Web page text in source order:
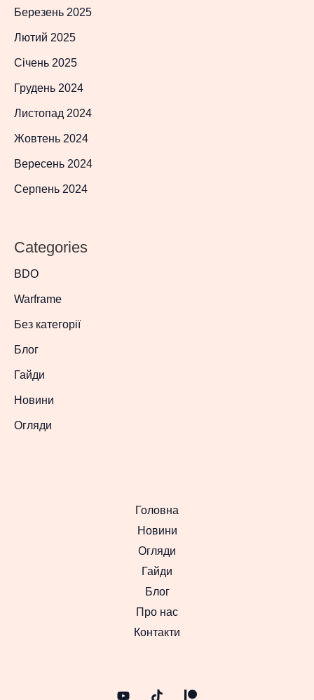
Березень 2025
Лютий 2025
Січень 2025
Грудень 2024
Листопад 2024
Жовтень 2024
Вересень 2024
Серпень 2024
Categories
BDO
Warframe
Без категорії
Блог
Гайди
Новини
Огляди
Головна
Новини
Огляди
Гайди
Блог
Про нас
Контакти